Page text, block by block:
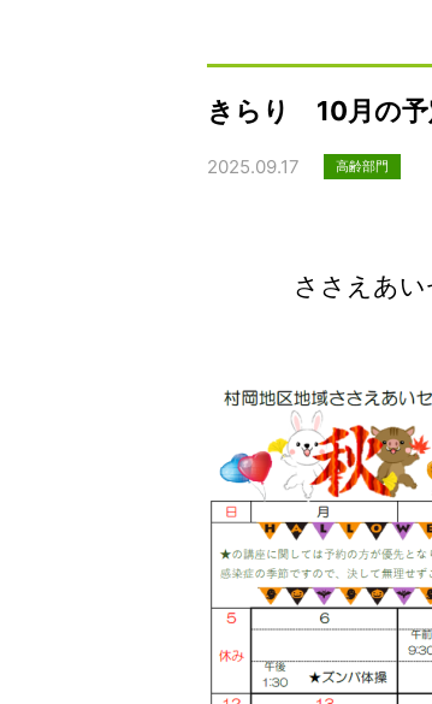
きらり 10月の予
2025.09.17 高齢部門
ささえあ